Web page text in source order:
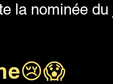
la nominée du